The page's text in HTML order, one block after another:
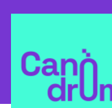
Pla Estratègic